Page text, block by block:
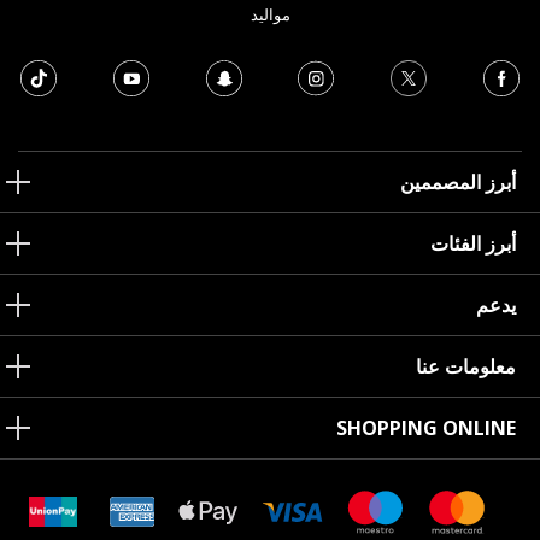
مواليد
أبرز المصممين
أبرز الفئات
يدعم
معلومات عنا
SHOPPING ONLINE